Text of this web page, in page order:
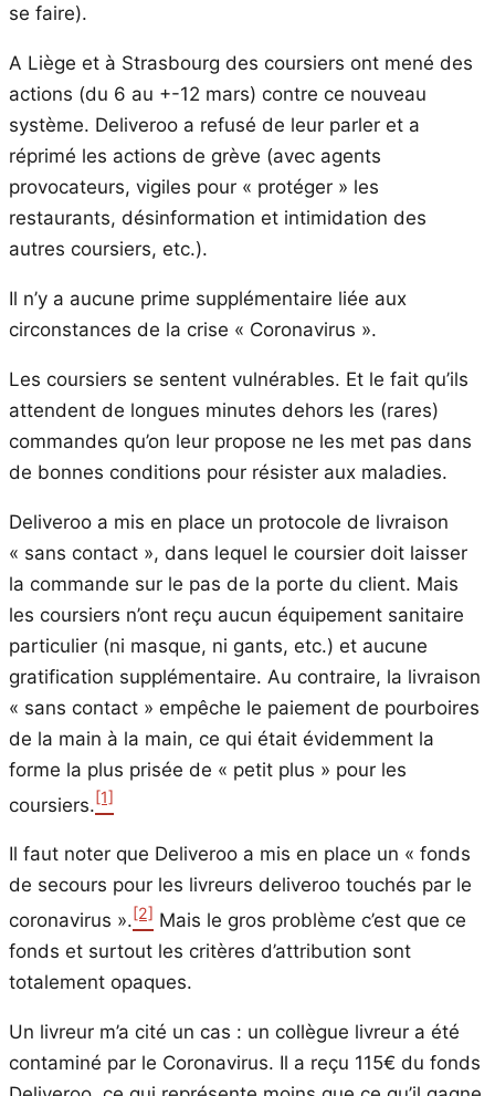
se faire).
A Liège et à Strasbourg des coursiers ont mené des
actions (du 6 au +-12 mars) contre ce nouveau
système. Deliveroo a refusé de leur parler et a
réprimé les actions de grève (avec agents
provocateurs, vigiles pour « protéger » les
restaurants, désinformation et intimidation des
autres coursiers, etc.).
Il n’y a aucune prime supplémentaire liée aux
circonstances de la crise « Coronavirus ».
Les coursiers se sentent vulnérables. Et le fait qu’ils
attendent de longues minutes dehors les (rares)
commandes qu’on leur propose ne les met pas dans
de bonnes conditions pour résister aux maladies.
Deliveroo a mis en place un protocole de livraison
« sans contact », dans lequel le coursier doit laisser
la commande sur le pas de la porte du client. Mais
les coursiers n’ont reçu aucun équipement sanitaire
particulier (ni masque, ni gants, etc.) et aucune
gratification supplémentaire. Au contraire, la livraison
« sans contact » empêche le paiement de pourboires
de la main à la main, ce qui était évidemment la
forme la plus prisée de « petit plus » pour les
coursiers. [1]
Il faut noter que Deliveroo a mis en place un « fonds
de secours pour les livreurs deliveroo touchés par le
coronavirus ».[2] Mais le gros problème c’est que ce
fonds et surtout les critères d’attribution sont
totalement opaques.
Un livreur m’a cité un cas : un collègue livreur a été
contaminé par le Coronavirus. Il a reçu 115€ du fonds